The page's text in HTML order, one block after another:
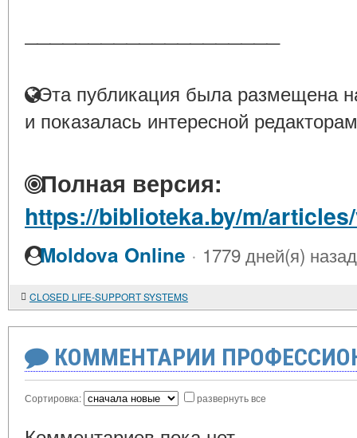
Эта публикация была размещена
и показалась интересной
Полная версия:
https://biblioteka.by/m/
Moldova Online · 1779 дней(я) назад
CLOSED LIFE-SUPPORT SYSTEMS
КОММЕНТАРИИ
Сортировка: развернуть все